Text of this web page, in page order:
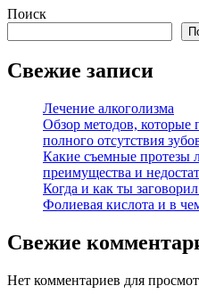
Поиск
Свежие записи
Лечение алкоголизма
Обзор методов, которые
полного отсутствия
Какие съемные протезы
преимущества и
Когда и как ты
Фолиевая кислота и в
Свежие
Нет комментариев для